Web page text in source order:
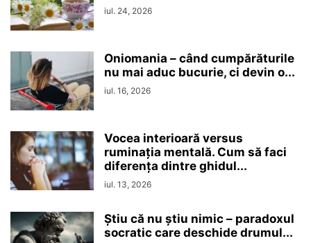
iul. 24, 2026
Oniomania – când cumpărăturile
nu mai aduc bucurie, ci devin o...
iul. 16, 2026
Vocea interioară versus
ruminaţia mentală. Cum să faci
diferența dintre ghidul...
iul. 13, 2026
Ştiu că nu ştiu nimic – paradoxul
socratic care deschide drumul...